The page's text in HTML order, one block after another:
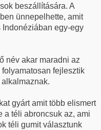
beszállítására. A
ünnepelhette, amit
Indonéziában egy-egy
név akar maradni az
fejlesztik
gyárt amit több elismert
a téli abroncsuk az, ami
téli gumit választunk